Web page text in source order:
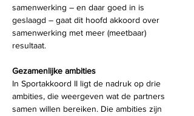
samenwerking – en daar goed in is
geslaagd – gaat dit hoofd akkoord over
samenwerking met meer (meetbaar)
resultaat.
Gezamenlijke ambities
In Sportakkoord II ligt de nadruk op drie
ambities, die weergeven wat de partners
samen willen bereiken. Die ambities zijn